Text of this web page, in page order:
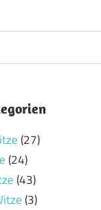
(27)
(24)
(43)
(3)